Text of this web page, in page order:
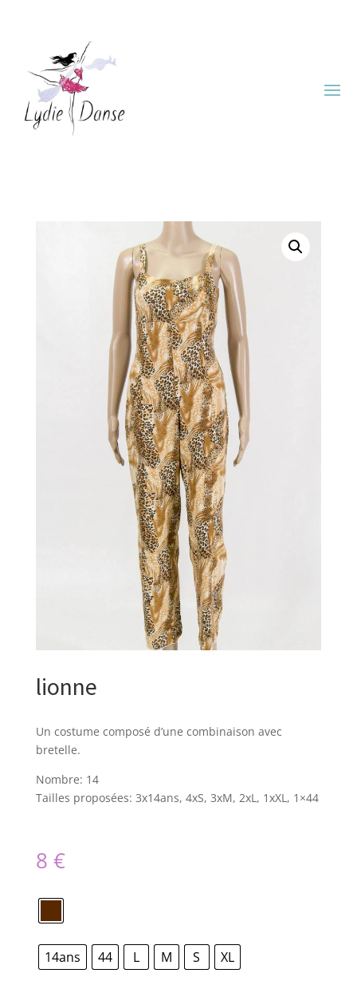
lionne
Un costume composé d’une combinaison avec
bretelle.
Nombre: 14
Tailles proposées: 3x14ans, 4xS, 3xM, 2xL, 1xXL, 1×44
8 €
14ans 44 L M S XL